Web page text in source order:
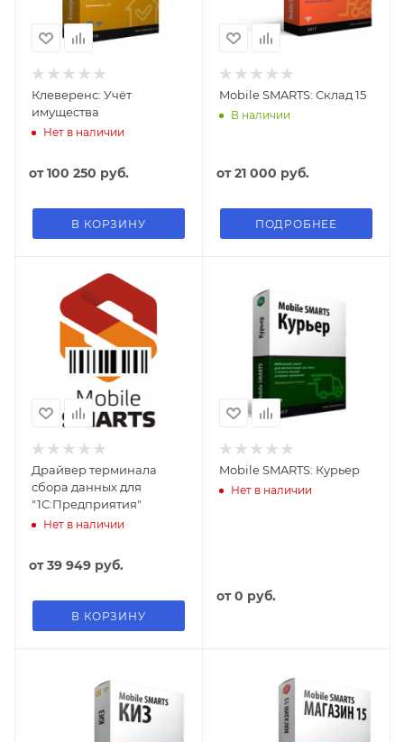
Клеверенс: Учёт
имущества
Нет в наличии
от100 250 руб.
В КОРЗИНУ
Mobile SMARTS: Склад 15
В наличии
от21 000 руб.
ПОДРОБНЕЕ
Драйвер терминала
сбора данных для
"1С:Предприятия"
Нет в наличии
от39 949 руб.
В КОРЗИНУ
Mobile SMARTS: Курьер
Нет в наличии
от0 руб.